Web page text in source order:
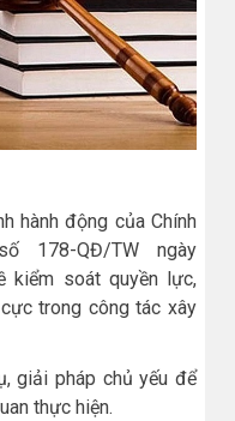
hành động của Chính
178-QĐ/TW ngày
kiểm soát quyền lực,
trong công tác xây
giải pháp chủ yếu để
thực hiện.